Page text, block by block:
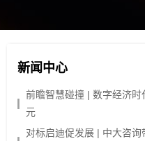
新闻中心
前瞻智慧碰撞 | 数字经济时
元
对标启迪促发展 | 中大咨